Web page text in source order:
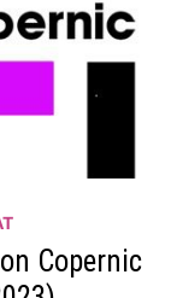
Copernic